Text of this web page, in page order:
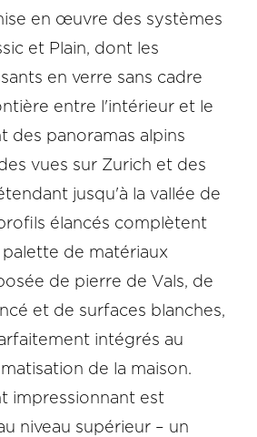
en œuvre des systèmes
et Plain, dont les
en verre sans cadre
entre l'intérieur et le
des panoramas alpins
vues sur Zurich et des
jusqu'à la vallée de
élancés complètent
de matériaux
de pierre de Vals, de
et de surfaces blanches,
intégrés au
de la maison.
impressionnant est
niveau supérieur – un